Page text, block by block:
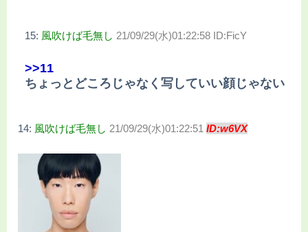
15: 風吹けば毛無し 21/09/29(水)01:22:58 ID:FicY
>>11
ちょっとどころじゃなく写していい顔じゃない
14: 風吹けば毛無し 21/09/29(水)01:22:51 ID:w6VX